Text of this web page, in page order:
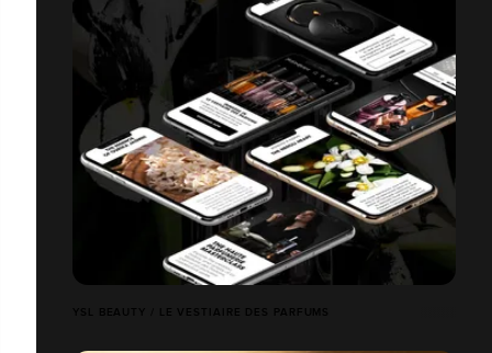
YSL BEAUTY / LE VESTIAIRE DES PARFUMS